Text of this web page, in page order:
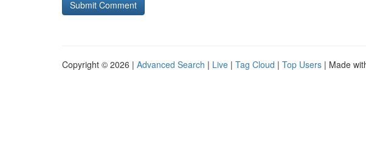
Copyright © 2026 | Advanced Search | Live | Tag Cloud | Top Users | Made